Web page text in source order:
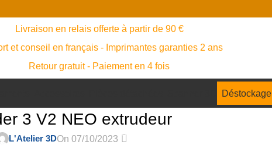
Livraison en relais offerte à partir de 90 €
et conseil en français - Imprimantes garanties 2 ans
Retour gratuit - Paiement en 4 fois
Déstockage
3 V2 NEO extrudeur
L'Atelier 3DOn 07/10/2023 0